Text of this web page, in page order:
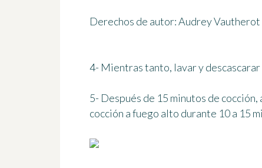
Derechos de autor: Audrey Vautherot
4- Mientras tanto, lavar y
5- Después de 15 minutos de
cocción a fuego alto durante 10 a 15